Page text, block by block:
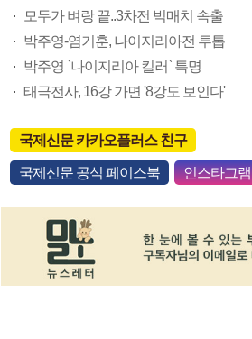
모두가 벼랑 끝..3차전 빅매치 속출
박주영-염기훈, 나이지리아전 투톱
박주영 `나이지리아 킬러` 특명
태극전사, 16강 가면 '8강도 보인다'
국제신문 카카오플러스 친구
국제신문 공식 페이스북 인스타그램